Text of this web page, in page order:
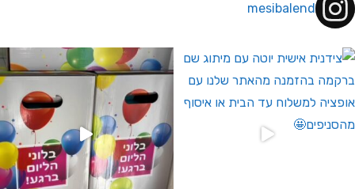
mesibalend
לחברי מועדון ומצטרפים חדשים🤍